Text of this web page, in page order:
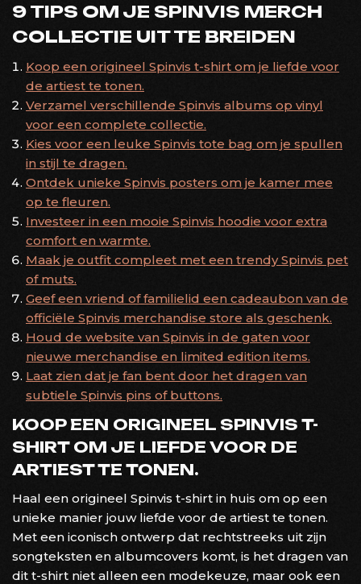
9 TIPS OM JE SPINVIS MERCH
COLLECTIE UIT TE BREIDEN
Koop een origineel Spinvis t-shirt om je liefde voor
de artiest te tonen.
Verzamel verschillende Spinvis albums op vinyl
voor een complete collectie.
Kies voor een leuke Spinvis tote bag om je spullen
in stijl te dragen.
Ontdek unieke Spinvis posters om je kamer mee
op te fleuren.
Investeer in een mooie Spinvis hoodie voor extra
comfort en warmte.
Maak je outfit compleet met een trendy Spinvis pet
of muts.
Geef een vriend of familielid een cadeaubon van de
officiële Spinvis merchandise store als geschenk.
Houd de website van Spinvis in de gaten voor
nieuwe merchandise en limited edition items.
Laat zien dat je fan bent door het dragen van
subtiele Spinvis pins of buttons.
KOOP EEN ORIGINEEL SPINVIS T-
SHIRT OM JE LIEFDE VOOR DE
ARTIEST TE TONEN.
Haal een origineel Spinvis t-shirt in huis om op een
unieke manier jouw liefde voor de artiest te tonen.
Met een iconisch ontwerp dat rechtstreeks uit zijn
songteksten en albumcovers komt, is het dragen van
dit t-shirt niet alleen een modekeuze, maar ook een